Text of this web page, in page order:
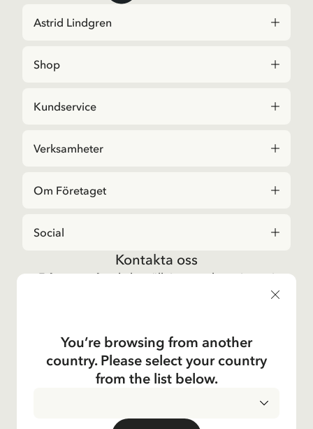
Astrid Lindgren
Shop
Kundservice
Verksamheter
Om Företaget
Social
Kontakta oss
Frågor angående beställningar och sortiment i
, vänligen kontakta vår
shop@astridlindgren.com
Om du vill komma i kontakt med Astrid Lindgren
Aktiebolag så hittar du alla medarbetare här:
LEVERANSLAND INTEGRITETSPOLICY
You’re browsing from another
country. Please select your country
from the list below.